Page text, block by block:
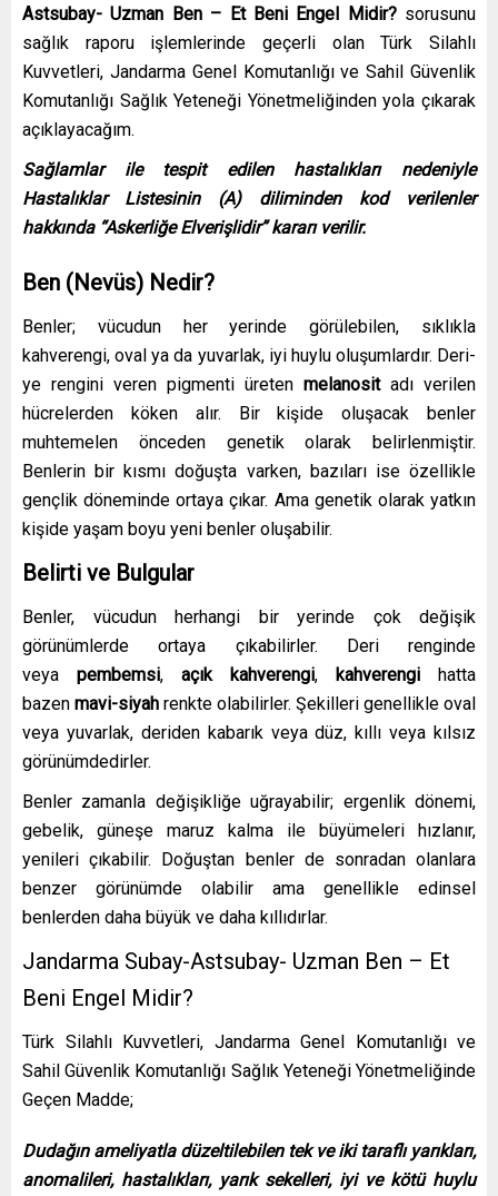
Astsubay- Uzman Ben – Et Beni Engel Midir? sorusunu
sağlık raporu işlemlerinde geçerli olan Türk Silahlı
Kuvvetleri, Jandarma Genel Komutanlığı ve Sahil Güvenlik
Komutanlığı Sağlık Yeteneği Yönetmeliğinden yola çıkarak
açıklayacağım.
Sağlamlar ile tespit edilen hastalıkları nedeniyle
Hastalıklar Listesinin (A) diliminden kod verilenler
hakkında “Askerliğe Elverişlidir” kararı verilir.
Ben (Nevüs) Nedir?
Benler; vücudun her ye­rinde görülebilen, sıklıkla
kahverengi, oval ya da yuvarlak, iyi huylu oluşumlardır. Deri­
ye rengini veren pigmenti üreten melanositadı verilen
hücrelerden köken alır. Bir kişide oluşacak benler
muhtemelen önce­den genetik olarak belirlenmiştir.
Benlerin bir kısmı doğuşta varken, bazıları ise özel­likle
gençlik döneminde ortaya çıkar. Ama genetik olarak yatkın
kişide yaşam boyu ye­ni benler oluşabilir.
Belirti ve Bulgular
Benler, vücudun her­hangi bir yerinde çok değişik
görünümler­de ortaya çıkabilirler. Deri renginde
veya pembemsi, açık kahverengi, kahverengi hatta
bazen mavi-siyah renkte olabilirler. Şekilleri genellikle oval
veya yuvarlak, deri­den kabarık veya düz, kıllı veya kılsız
görü­nümdedirler.
Benler zamanla değişikliğe uğrayabilir; ergenlik dönemi,
gebelik, gü­neşe maruz kalma ile büyümeleri hızlanır,
yenileri çıkabilir. Doğuştan benler de son­radan olanlara
benzer görünümde olabilir­ ama genellikle edinsel
benlerden daha büyük ve daha kıllıdırlar.
Jandarma Subay-Astsubay- Uzman Ben – Et
Beni Engel Midir?
Türk Silahlı Kuvvetleri, Jandarma Genel Komutanlığı ve
Sahil Güvenlik Komutanlığı Sağlık Yeteneği Yönetmeliğinde
Geçen Madde;
Dudağın ameliyatla düzeltilebilen tek ve iki taraflı yarıkları,
anomalileri, hastalıkları, yarık sekelleri, iyi ve kötü huylu